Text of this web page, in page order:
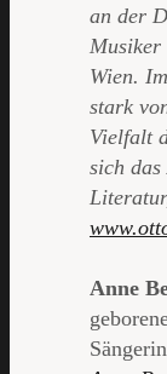
an der
Musiker
Wien.
stark
Vielfalt
sich das
Anne